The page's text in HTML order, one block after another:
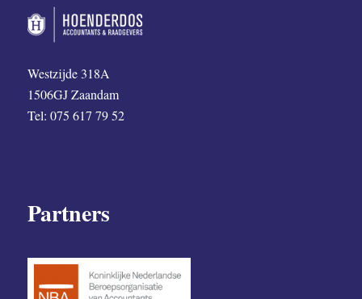
Westzijde 318A
1506GJ Zaandam
Tel: 075 617 79 52
Partners